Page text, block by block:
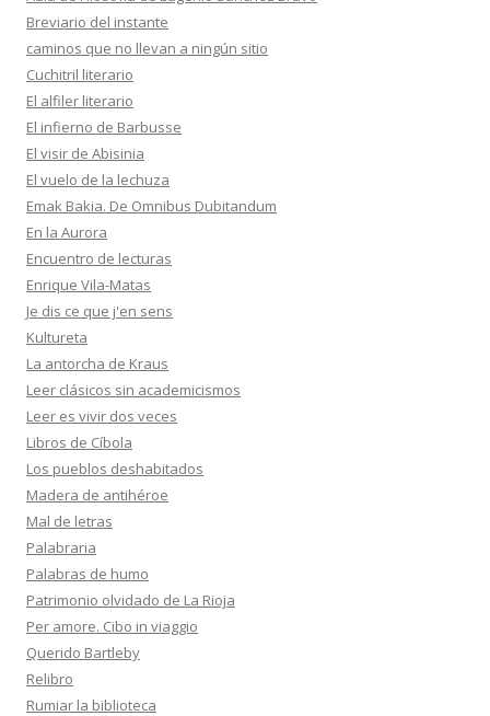
Breviario del instante
caminos que no llevan a ningún sitio
Cuchitril literario
El alfiler literario
El infierno de Barbusse
El visir de Abisinia
El vuelo de la lechuza
Emak Bakia. De Omnibus Dubitandum
En la Aurora
Encuentro de lecturas
Enrique Vila-Matas
Je dis ce que j'en sens
Kultureta
La antorcha de Kraus
Leer clásicos sin academicismos
Leer es vivir dos veces
Libros de Cíbola
Los pueblos deshabitados
Madera de antihéroe
Mal de letras
Palabraria
Palabras de humo
Patrimonio olvidado de La Rioja
Per amore. Cibo in viaggio
Querido Bartleby
Relibro
Rumiar la biblioteca